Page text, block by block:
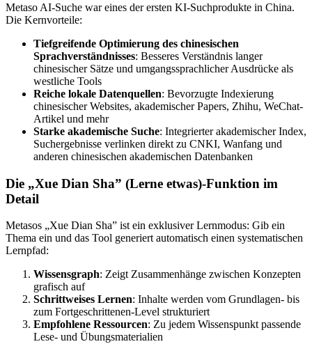
Metaso AI-Suche war eines der ersten KI-Suchprodukte in China.
Die Kernvorteile:
Tiefgreifende Optimierung des chinesischen
Sprachverständnisses: Besseres Verständnis langer
chinesischer Sätze und umgangssprachlicher Ausdrücke als
westliche Tools
Reiche lokale Datenquellen: Bevorzugte Indexierung
chinesischer Websites, akademischer Papers, Zhihu, WeChat-
Artikel und mehr
Starke akademische Suche: Integrierter akademischer Index,
Suchergebnisse verlinken direkt zu CNKI, Wanfang und
anderen chinesischen akademischen Datenbanken
Die „Xue Dian Sha” (Lerne etwas)-Funktion im
Detail
Metasos „Xue Dian Sha” ist ein exklusiver Lernmodus: Gib ein
Thema ein und das Tool generiert automatisch einen systematischen
Lernpfad:
Wissensgraph: Zeigt Zusammenhänge zwischen Konzepten
grafisch auf
Schrittweises Lernen: Inhalte werden vom Grundlagen- bis
zum Fortgeschrittenen-Level strukturiert
Empfohlene Ressourcen: Zu jedem Wissenspunkt passende
Lese- und Übungsmaterialien